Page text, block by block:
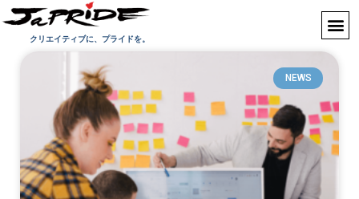
クリエイティブに、プライドを。
NEWS